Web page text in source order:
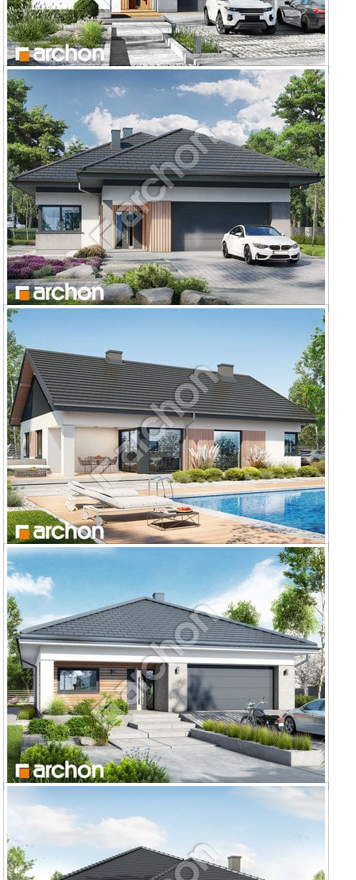
Dom w renklodach 7 (G2E) OZE
Dom w renklodach 14 (G2)
Dom w renklodach 24 (G)
Dom w renklodach 11 (G2E) OZE